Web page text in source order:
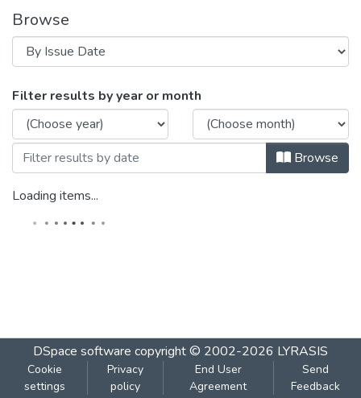
Browse
Browsing ६२ वर्ष एकोणिसवें - अंक : पहिला :
Filter results by year or month
Browse
Loading items...
DSpace software copyright © 2002-2026 LYRASIS
Cookie
settings
Privacy
policy
End User
Agreement
Send
Feedback